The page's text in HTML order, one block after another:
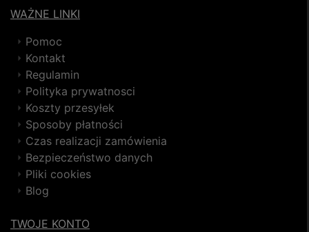
WAŻNE LINKI
Pomoc
Kontakt
Regulamin
Polityka prywatnosci
Koszty przesyłek
Sposoby płatności
Czas realizacji zamówienia
Bezpieczeństwo danych
Pliki cookies
Blog
TWOJE KONTO